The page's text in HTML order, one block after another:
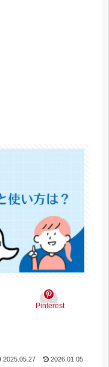
Pinterest
2025.05.27 2026.01.05